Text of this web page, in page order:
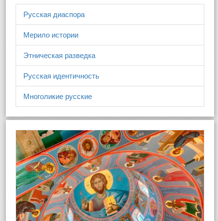
Русская диаспора
Мерило истории
Этническая разведка
Русская идентичность
Многоликие русские